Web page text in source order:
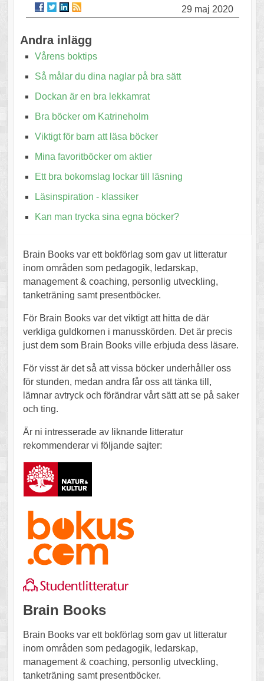
29 maj 2020
Andra inlägg
Vårens boktips
Så målar du dina naglar på bra sätt
Dockan är en bra lekkamrat
Bra böcker om Katrineholm
Viktigt för barn att läsa böcker
Mina favoritböcker om aktier
Ett bra bokomslag lockar till läsning
Läsinspiration - klassiker
Kan man trycka sina egna böcker?
Brain Books var ett bokförlag som gav ut litteratur
inom områden som pedagogik, ledarskap,
management & coaching, personlig utveckling,
tanketräning samt presentböcker.
För Brain Books var det viktigt att hitta de där
verkliga guldkornen i manusskörden. Det är precis
just dem som Brain Books ville erbjuda dess läsare.
För visst är det så att vissa böcker underhåller oss
för stunden, medan andra får oss att tänka till,
lämnar avtryck och förändrar vårt sätt att se på saker
och ting.
Är ni intresserade av liknande litteratur
rekommenderar vi följande sajter:
Brain Books
Brain Books var ett bokförlag som gav ut litteratur
inom områden som pedagogik, ledarskap,
management & coaching, personlig utveckling,
tanketräning samt presentböcker.